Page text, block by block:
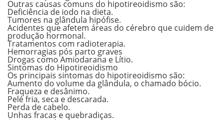
Outras causas comuns do hipotireoidismo são:
Deficiência de iodo na dieta.
Tumores na glândula hipófise.
Acidentes que afetem áreas do cérebro que cuidem de
produção hormonal.
Tratamentos com radioterapia.
Hemorragias pós parto graves
Drogas como Amiodarana e Lítio.
Sintomas do Hipotireoidismo
Os principais sintomas do hipotireoidismo são:
Aumento do volume da glândula, o chamado bócio.
Fraqueza e desânimo.
Pelé fria, seca e descarada.
Perda de cabelo.
Unhas fracas e quebradiças.